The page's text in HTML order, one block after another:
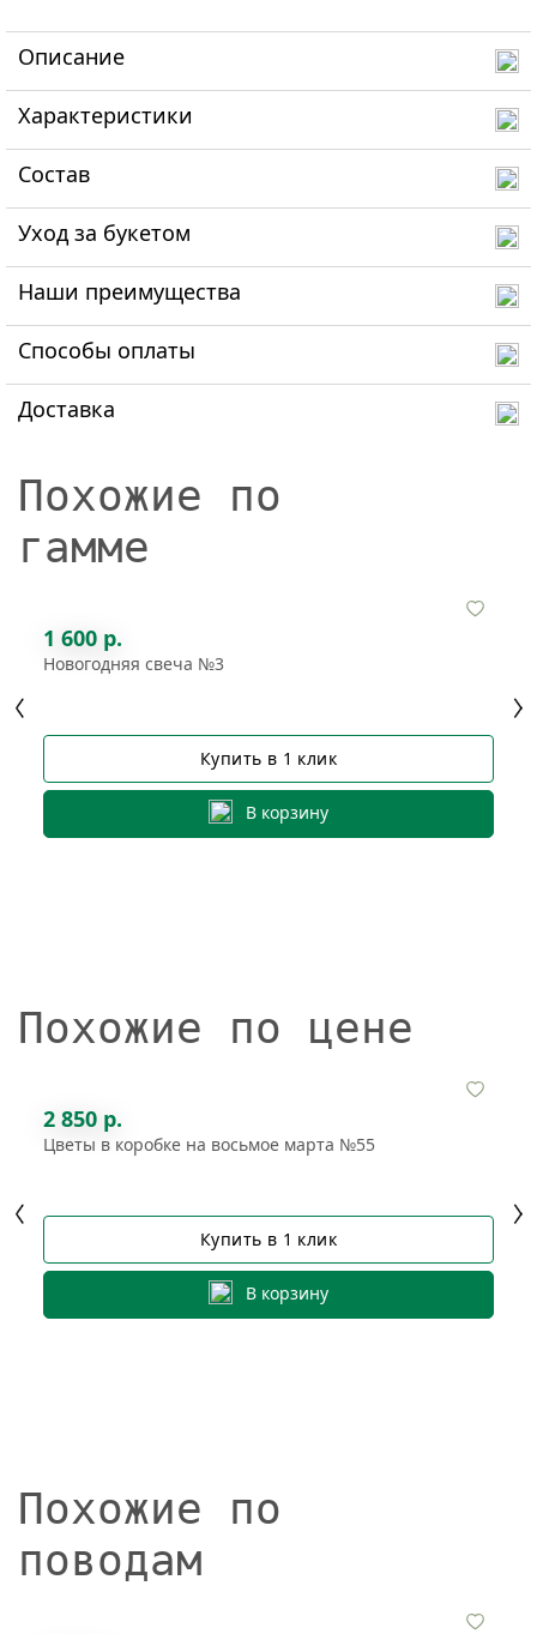
Описание
Характеристики
Состав
Уход за букетом
Наши преимущества
Способы оплаты
Доставка
Похожие по
гамме
1 600 р.
Новогодняя свеча №3
Купить в 1 клик
В корзину
Похожие по цене
2 850 р.
Цветы в коробке на восьмое марта №55
Купить в 1 клик
В корзину
Похожие по
поводам